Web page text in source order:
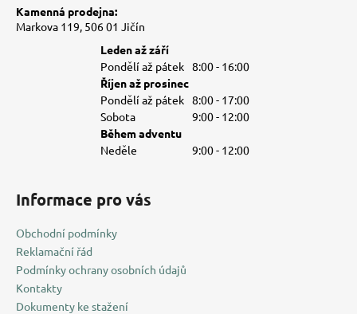
Kamenná prodejna:
Markova 119, 506 01 Jičín
Leden až září
Pondělí až pátek 8:00 - 16:00
Říjen až prosinec
Pondělí až pátek 8:00 - 17:00
Sobota
9:00 - 12:00
Během adventu
Neděle
9:00 - 12:00
Informace pro vás
Obchodní podmínky
Reklamační řád
Podmínky ochrany osobních údajů
Kontakty
Dokumenty ke stažení